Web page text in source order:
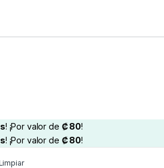
! ¡Por valor de ₡80!
! ¡Por valor de ₡80!